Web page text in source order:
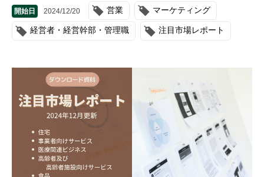
お役立ち情報
インタビュー・レポート
イベント・セミナー
資料ダウンロード
InfoLoungeとは
開始日 2024/12/20 営業 マーケティング
経営者・経営幹部・管理職 注目市場レポート